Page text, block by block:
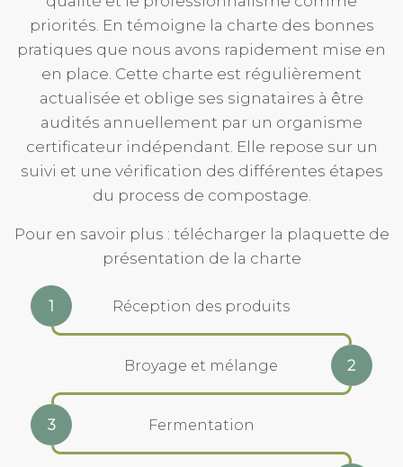
priorités. En témoigne la charte des bonnes
pratiques que nous avons rapidement mise en
en place. Cette charte est régulièrement
actualisée et oblige ses signataires à être
audités annuellement par un organisme
certificateur indépendant. Elle repose sur un
suivi et une vérification des différentes étapes
du process de compostage.
Pour en savoir plus : télécharger la plaquette de
présentation de la charte
1 Réception des produits
Broyage et mélange 2
3 Fermentation